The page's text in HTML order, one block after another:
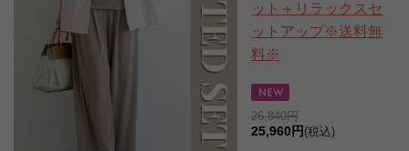
ット＋リラックスセ
ットアップ※送料無
料※
26,840円
25,960円 (税込)